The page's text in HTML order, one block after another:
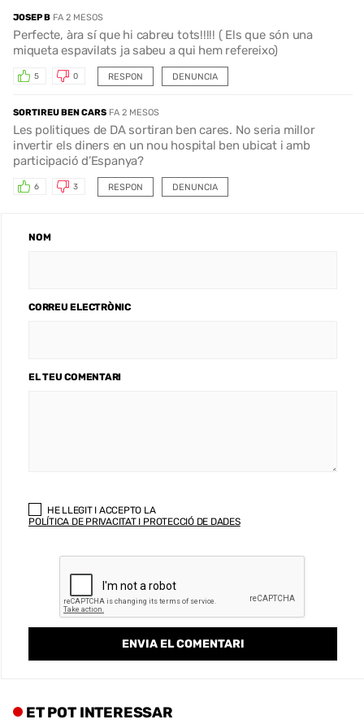
JOSEP B FA 2 MESOS
Perfecte, àra sí que hi cabreu tots!!!!! ( Els que són una
miqueta espavilats ja sabeu a qui hem refereixo)
RESPON
5 0 DENUNCIA
SORTIREU BEN CARS FA 2 MESOS
Les politiques de DA sortiran ben cares. No seria millor
invertir els diners en un nou hospital ben ubicat i amb
participació d’Espanya?
RESPON
6 3 DENUNCIA
NOM
CORREU ELECTRÒNIC
EL TEU COMENTARI
HE LLEGIT I ACCEPTO LA
POLÍTICA DE PRIVACITAT I PROTECCIÓ DE DADES
ET POT INTERESSAR